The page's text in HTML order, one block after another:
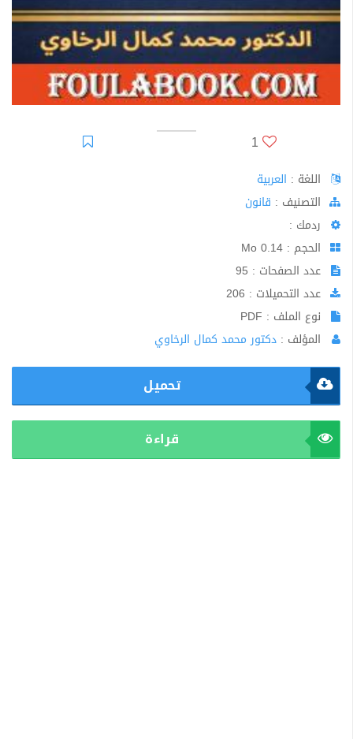
1
اللغة : العربية
اﻟﺘﺼﻨﻴﻒ : قانون
ردمك :
الحجم : 0.14 Mo
عدد الصفحات : 95
عدد التحميلات : 206
نوع الملف : PDF
المؤلف : دكتور محمد كمال الرخاوي
تحميل
قراءة